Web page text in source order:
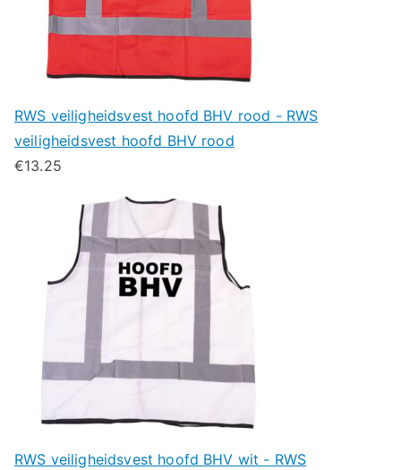
RWS veiligheidsvest hoofd BHV rood - RWS
veiligheidsvest hoofd BHV rood
€13.25
RWS veiligheidsvest hoofd BHV wit - RWS